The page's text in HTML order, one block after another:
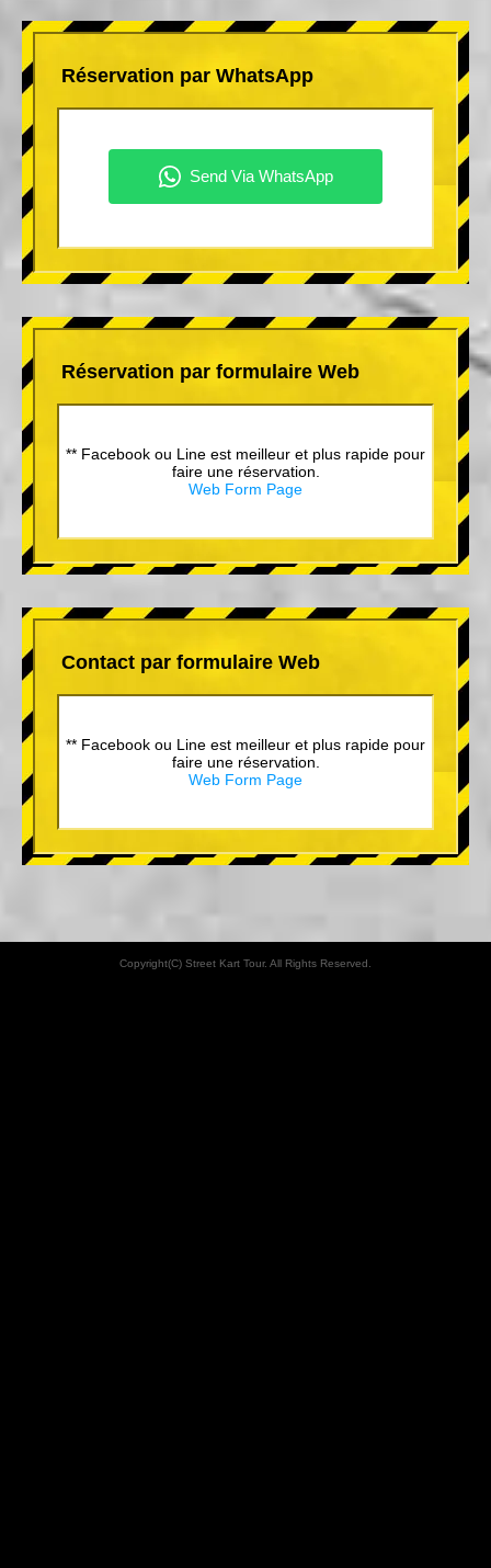
Réservation par WhatsApp
Réservation par formulaire Web
** Facebook ou Line est meilleur et plus rapide pour
faire une réservation.
Web Form Page
Contact par formulaire Web
** Facebook ou Line est meilleur et plus rapide pour
faire une réservation.
Web Form Page
Copyright(C) Street Kart Tour. All Rights Reserved.